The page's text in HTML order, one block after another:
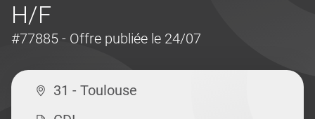
H/F
#77885 - Offre publiée le 24/07
31 - Toulouse